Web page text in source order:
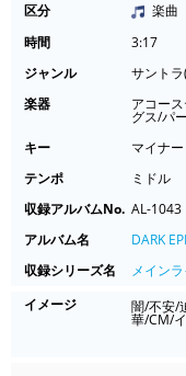
区分
楽曲
時間
3:17
ジャンル
サント
楽器
アコー
グス/パ
キー
マイナ
テンポ
ミドル
収録アルバムNo. AL-1043
アルバム名
DARK
収録シリーズ名
メイン
イメージ
闇/不安/
華/CM/